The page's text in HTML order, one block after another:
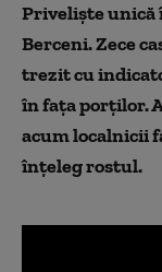
Priveliște unică
Berceni. Zece
trezit cu
în fața porților.
acum localnicii
înțeleg rostul.